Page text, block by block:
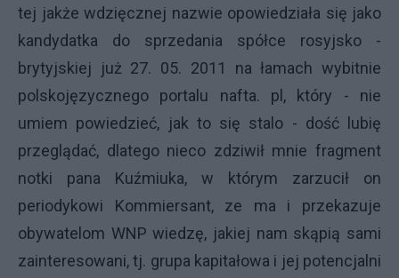
tej jakże wdzięcznej nazwie opowiedziała się jako
kandydatka do sprzedania spółce rosyjsko -
brytyjskiej już 27. 05. 2011 na łamach wybitnie
polskojęzycznego portalu nafta. pl, który - nie
umiem powiedzieć, jak to się stalo - dość lubię
przeglądać, dlatego nieco zdziwił mnie fragment
notki pana Kuźmiuka, w którym zarzucił on
periodykowi Kommiersant, ze ma i przekazuje
obywatelom WNP wiedzę, jakiej nam skąpią sami
zainteresowani, tj. grupa kapitałowa i jej potencjalni